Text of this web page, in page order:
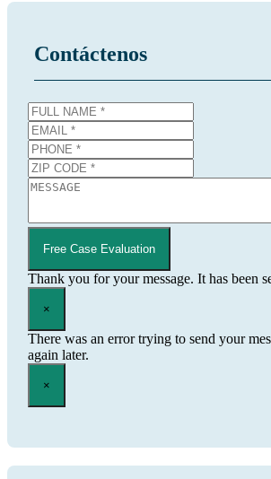
Contáctenos
Free Case Evaluation
Thank you for your message. It has been
×
There was an error trying to send your
again later.
×